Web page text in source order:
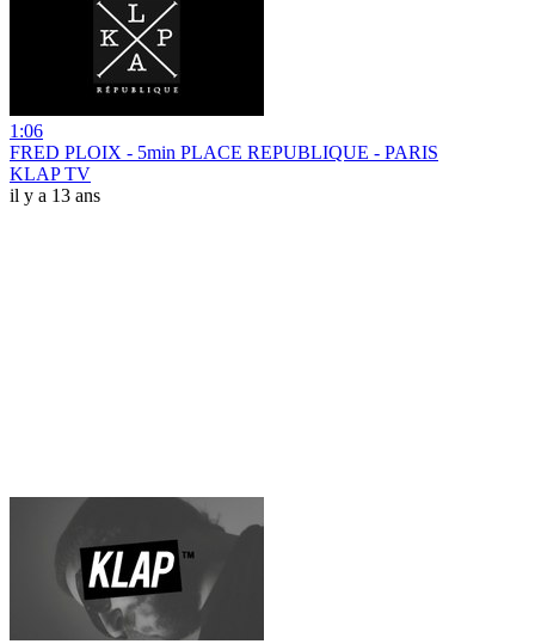
1:06
FRED PLOIX - 5min PLACE REPUBLIQUE - PARIS
KLAP TV
il y a 13 ans